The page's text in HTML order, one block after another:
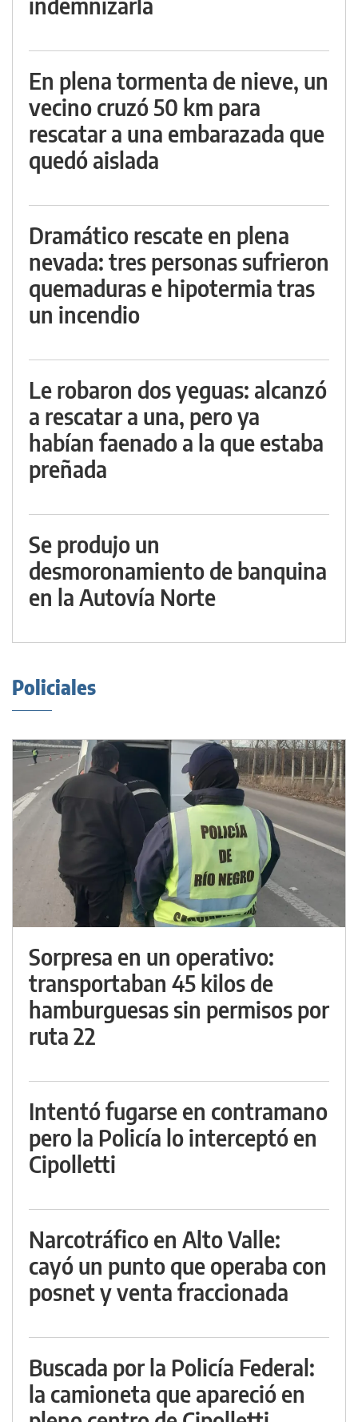
En plena tormenta de nieve, un
vecino cruzó 50 km para
rescatar a una embarazada que
quedó aislada
Dramático rescate en plena
nevada: tres personas sufrieron
quemaduras e hipotermia tras
un incendio
Le robaron dos yeguas: alcanzó
a rescatar a una, pero ya
habían faenado a la que estaba
preñada
Se produjo un
desmoronamiento de banquina
en la Autovía Norte
Policiales
Sorpresa en un operativo:
transportaban 45 kilos de
hamburguesas sin permisos por
ruta 22
Intentó fugarse en contramano
pero la Policía lo interceptó en
Cipolletti
Narcotráfico en Alto Valle:
cayó un punto que operaba con
posnet y venta fraccionada
Buscada por la Policía Federal:
la camioneta que apareció en